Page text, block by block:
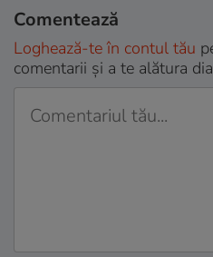
Comentează
Loghează-te în contul tău
comentarii și a te alătura